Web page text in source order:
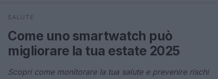
Cerca
SALUTE
Come uno smartwatch può
migliorare la tua estate 2025
Scopri come monitorare la tua salute e prevenire rischi